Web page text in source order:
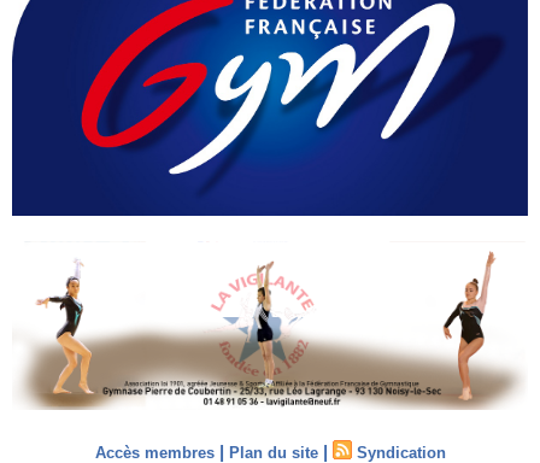
Accès membres | Plan du site | Syndication